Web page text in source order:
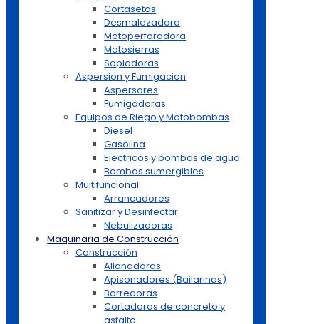
Cortasetos
Desmalezadora
Motoperforadora
Motosierras
Sopladoras
Aspersion y Fumigacion
Aspersores
Fumigadoras
Equipos de Riego y Motobombas
Diesel
Gasolina
Electricos y bombas de agua
Bombas sumergibles
Multifuncional
Arrancadores
Sanitizar y Desinfectar
Nebulizadoras
Maquinaria de Construcción
Construcción
Allanadoras
Apisonadores (Bailarinas)
Barredoras
Cortadoras de concreto y
asfalto